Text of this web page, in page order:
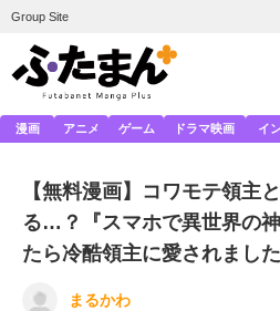
Group Site
漫画 アニメ ゲーム ドラマ映画 イ
【無料漫画】コワモテ領主
る…？『スマホで異世界の
たら冷酷領主に愛されました
まるかわ